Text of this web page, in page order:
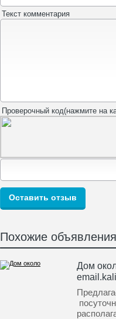
Текст комментария
Проверочный код(нажмите на
Похожие объявления
Дом